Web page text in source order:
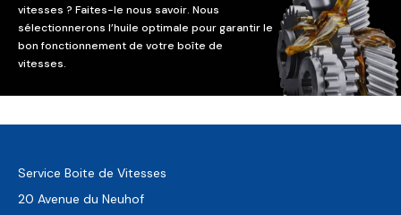
vitesses ? Faites-le nous savoir. Nous
sélectionnerons l’huile optimale pour garantir le
bon fonctionnement de votre boîte de
vitesses.
Service Boite de Vitesses
20 Avenue du Neuhof